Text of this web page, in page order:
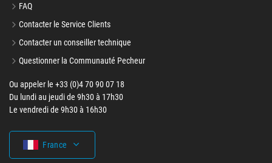
FAQ
Contacter le Service Clients
Contacter un conseiller technique
Questionner la Communauté Pecheur
Ou appeler le +33 (0)4 70 90 07 18
Du lundi au jeudi de 9h30 à 17h30
Le vendredi de 9h30 à 16h30
France